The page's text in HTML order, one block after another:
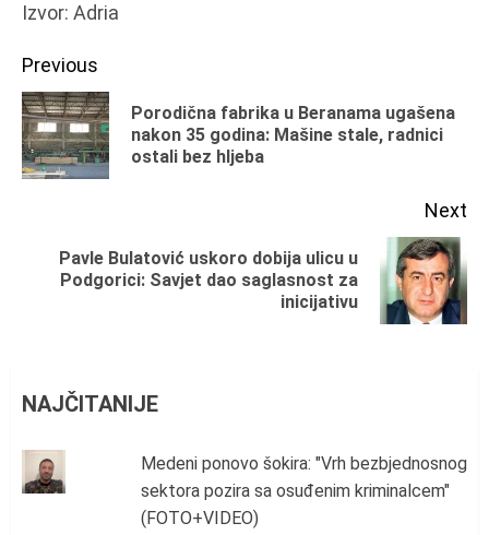
Izvor: Adria
Continue
Reading
Previous
Porodična fabrika u Beranama ugašena
nakon 35 godina: Mašine stale, radnici
ostali bez hljeba
Next
Next
Pavle Bulatović uskoro dobija ulicu u
Podgorici: Savjet dao saglasnost za
inicijativu
NAJČITANIJE
Medeni ponovo šokira: "Vrh bezbjednosnog
sektora pozira sa osuđenim kriminalcem"
(FOTO+VIDEO)